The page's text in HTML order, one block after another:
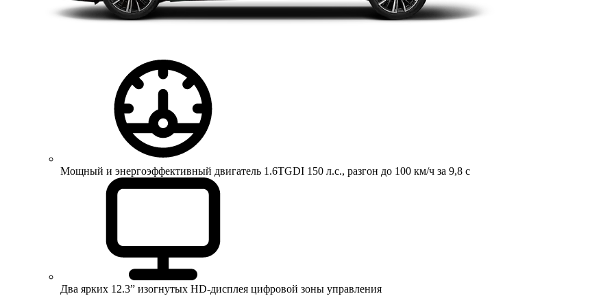
Мощный и энергоэффективный двигатель 1.6TGDI 150 л.с., разгон до 100 км/ч за 9,8 с
Два ярких 12.3” изогнутых HD-дисплея цифровой зоны управления